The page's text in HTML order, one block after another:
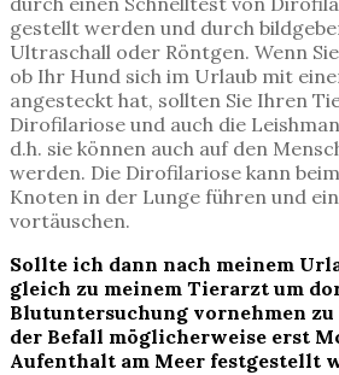
gestellt werden und durch
Ultraschall oder Röntgen. Wenn
ob Ihr Hund sich im Urlaub mit
angesteckt hat, sollten Sie Ihren
Dirofilariose und auch die
d.h. sie können auch auf den
werden. Die Dirofilariose kann
Knoten in der Lunge führen und
vortäuschen.
Sollte ich dann nach meinem
gleich zu meinem Tierarzt um
Blutuntersuchung vornehmen zu
der Befall möglicherweise erst
Aufenthalt am Meer festgestellt